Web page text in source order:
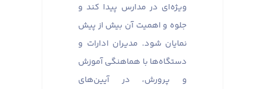
ویژه‌ای در مدارس پیدا کند و
جلوه و اهمیت آن بیش از پیش
نمایان شود. مدیران ادارات و
دستگاه‌ها با هماهنگی آموزش
و پرورش، در آیین‌های